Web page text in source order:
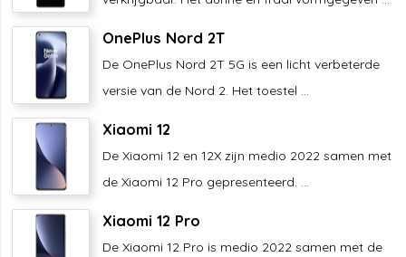
OnePlus Nord 2T
De OnePlus Nord 2T 5G is een licht verbeterde
versie van de Nord 2. Het toestel ...
Xiaomi 12
De Xiaomi 12 en 12X zijn medio 2022 samen met
de Xiaomi 12 Pro gepresenteerd. ...
Xiaomi 12 Pro
De Xiaomi 12 Pro is medio 2022 samen met de